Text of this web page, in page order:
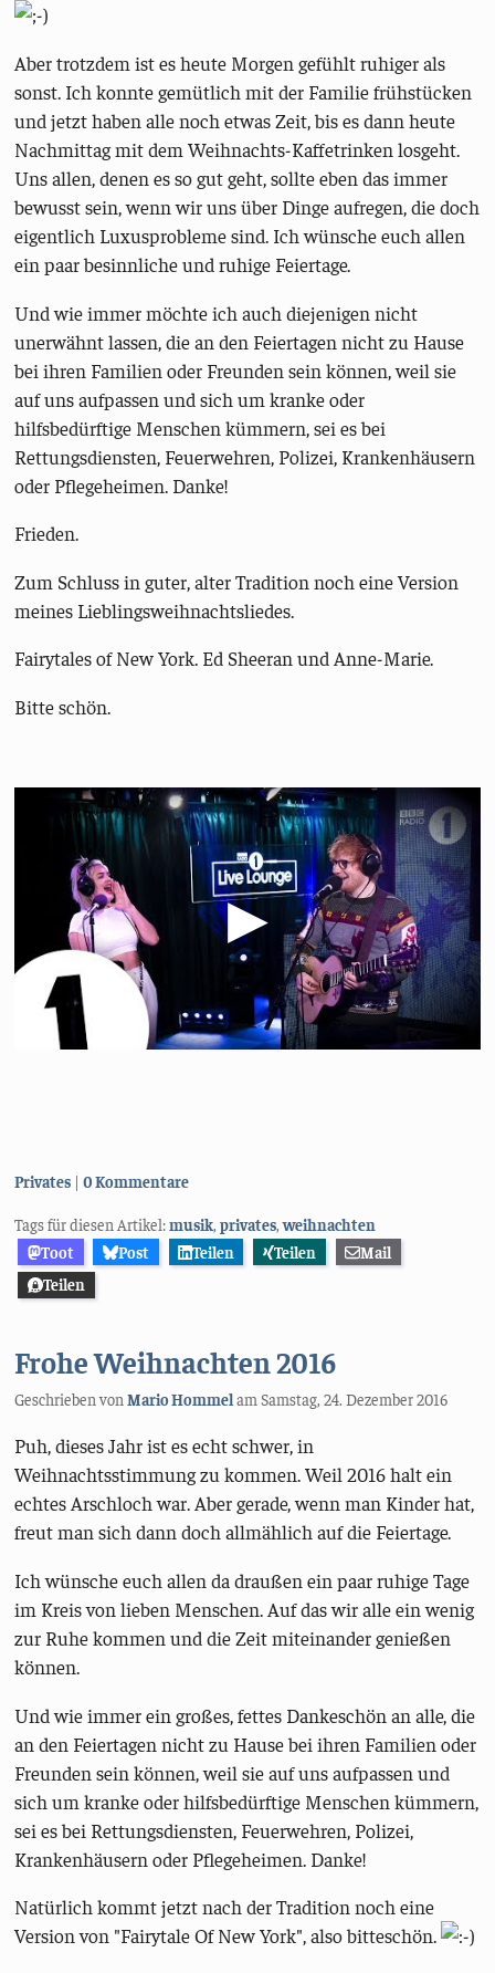
Aber trotzdem ist es heute Morgen gefühlt ruhiger als
sonst. Ich konnte gemütlich mit der Familie frühstücken
und jetzt haben alle noch etwas Zeit, bis es dann heute
Nachmittag mit dem Weihnachts-Kaffetrinken losgeht.
Uns allen, denen es so gut geht, sollte eben das immer
bewusst sein, wenn wir uns über Dinge aufregen, die doch
eigentlich Luxusprobleme sind. Ich wünsche euch allen
ein paar besinnliche und ruhige Feiertage.
Und wie immer möchte ich auch diejenigen nicht
unerwähnt lassen, die an den Feiertagen nicht zu Hause
bei ihren Familien oder Freunden sein können, weil sie
auf uns aufpassen und sich um kranke oder
hilfsbedürftige Menschen kümmern, sei es bei
Rettungsdiensten, Feuerwehren, Polizei, Krankenhäusern
oder Pflegeheimen. Danke!
Frieden.
Zum Schluss in guter, alter Tradition noch eine Version
meines Lieblingsweihnachtsliedes.
Fairytales of New York. Ed Sheeran und Anne-Marie.
Bitte schön.
Kategorien:
Privates 0 Kommentare
Tags für diesen Artikel:musik ,privates ,weihnachten
Toot
Post Teilen Teilen
Mail
Teilen
Frohe Weihnachten 2016
Geschrieben vonMario HommelamSamstag, 24. Dezember 2016
Puh, dieses Jahr ist es echt schwer, in
Weihnachtsstimmung zu kommen. Weil 2016 halt ein
echtes Arschloch war. Aber gerade, wenn man Kinder hat,
freut man sich dann doch allmählich auf die Feiertage.
Ich wünsche euch allen da draußen ein paar ruhige Tage
im Kreis von lieben Menschen. Auf das wir alle ein wenig
zur Ruhe kommen und die Zeit miteinander genießen
können.
Und wie immer ein großes, fettes Dankeschön an alle, die
an den Feiertagen nicht zu Hause bei ihren Familien oder
Freunden sein können, weil sie auf uns aufpassen und
sich um kranke oder hilfsbedürftige Menschen kümmern,
sei es bei Rettungsdiensten, Feuerwehren, Polizei,
Krankenhäusern oder Pflegeheimen. Danke!
Natürlich kommt jetzt nach der Tradition noch eine
Version von "Fairytale Of New York", also bitteschön.